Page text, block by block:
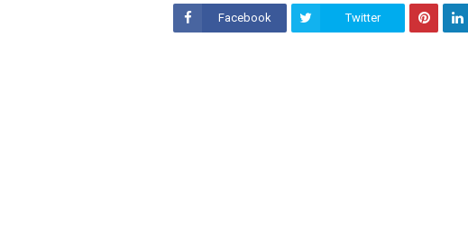
Facebook Twitter